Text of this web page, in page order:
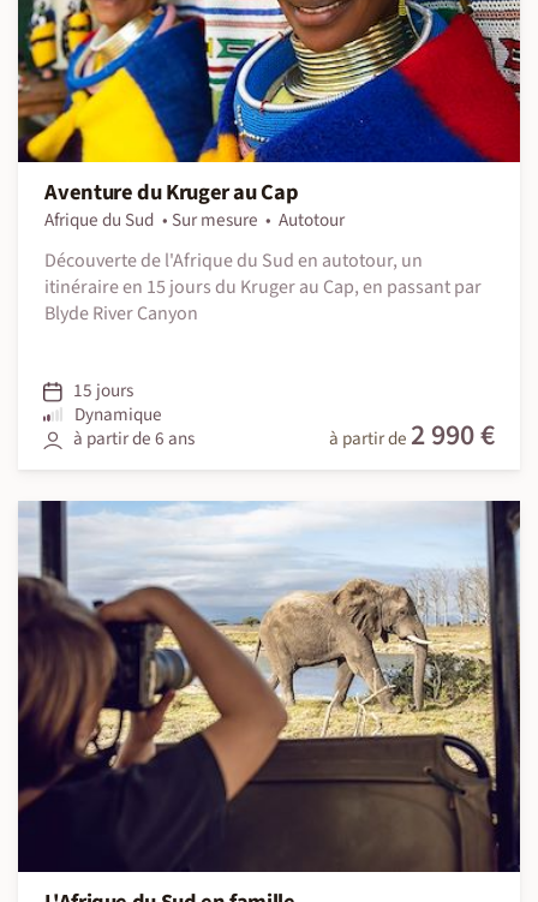
Aventure du Kruger au Cap
Afrique du Sud Sur mesure
Autotour
Découverte de l'Afrique du Sud en autotour, un
itinéraire en 15 jours du Kruger au Cap, en passant par
Blyde River Canyon
15 jours
Dynamique
à partir de 6 ans
à partir de 2 990 €